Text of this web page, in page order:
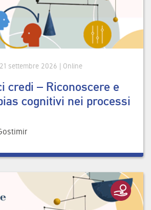
settembre 2026 | Online
credi – Riconoscere e
cognitivi nei processi